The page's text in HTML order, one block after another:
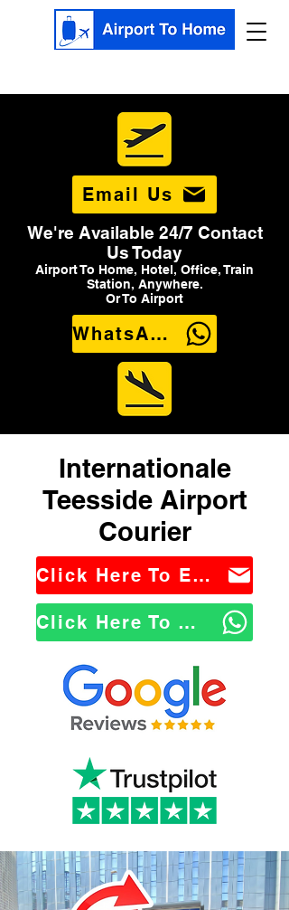
Email Us
We're Available 24/7 Contact
Us Today
Airport To Home, Hotel, Office, Train
Station, Anywhere.
Or To Airport
WhatsApp Us
Internationale
Teesside Airport
Courier
Click Here To Email Us
Click Here To WhatsApp Us